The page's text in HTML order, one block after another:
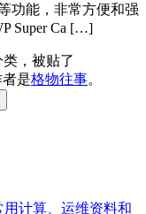
功能，非常方便和强
Super Ca […]
类，被贴了
是格物往事。
计算、运维资料和